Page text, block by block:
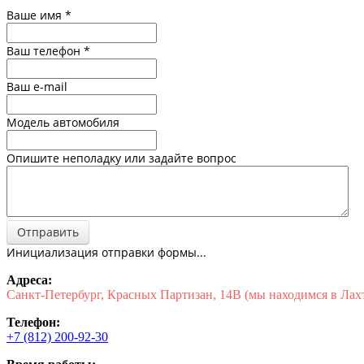
Ваше имя *
Ваш телефон *
Ваш e-mail
Модель автомобиля
Опишите неполадку или задайте вопрос
Отправить
Инициализация отправки формы...
Адреса:
Санкт-Петербург, Красных Партизан, 14В (мы находимся в
Телефон:
+7 (812) 200-92-30